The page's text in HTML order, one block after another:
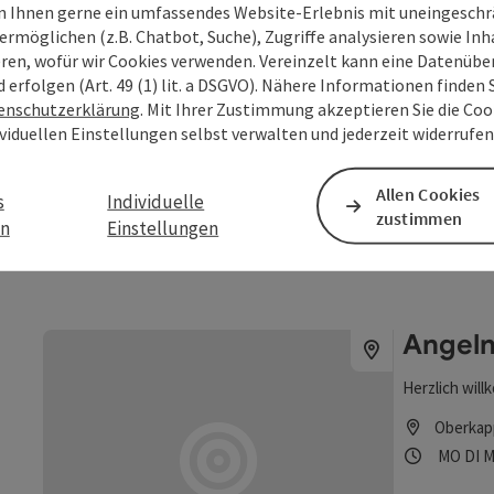
Beitrag merken: Angeln am Rannasee
MO DI
Ruhig
Anetseder
Copyright
Herzlich
MO DI
Ihnen gerne ein umfassendes Website-Erlebnis mit
(z.B. Chatbot, Suche), Zugriffe analysieren sowie
wofür wir Cookies verwenden. Vereinzelt kann eine
(Art. 49 (1) lit. a DSGVO). Nähere Informationen finden
. Mit Ihrer Zustimmung akzeptieren Sie die
Einstellungen selbst verwalten und jederzeit
Individuelle
Einstellungen
Allen Cookies
zustimmen